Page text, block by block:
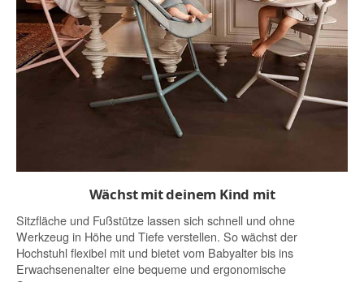
Wächst mit deinem Kind mit
Sitzfläche und Fußstütze lassen sich schnell und ohne
Werkzeug in Höhe und Tiefe verstellen. So wächst der
Hochstuhl flexibel mit und bietet vom Babyalter bis ins
Erwachsenenalter eine bequeme und ergonomische